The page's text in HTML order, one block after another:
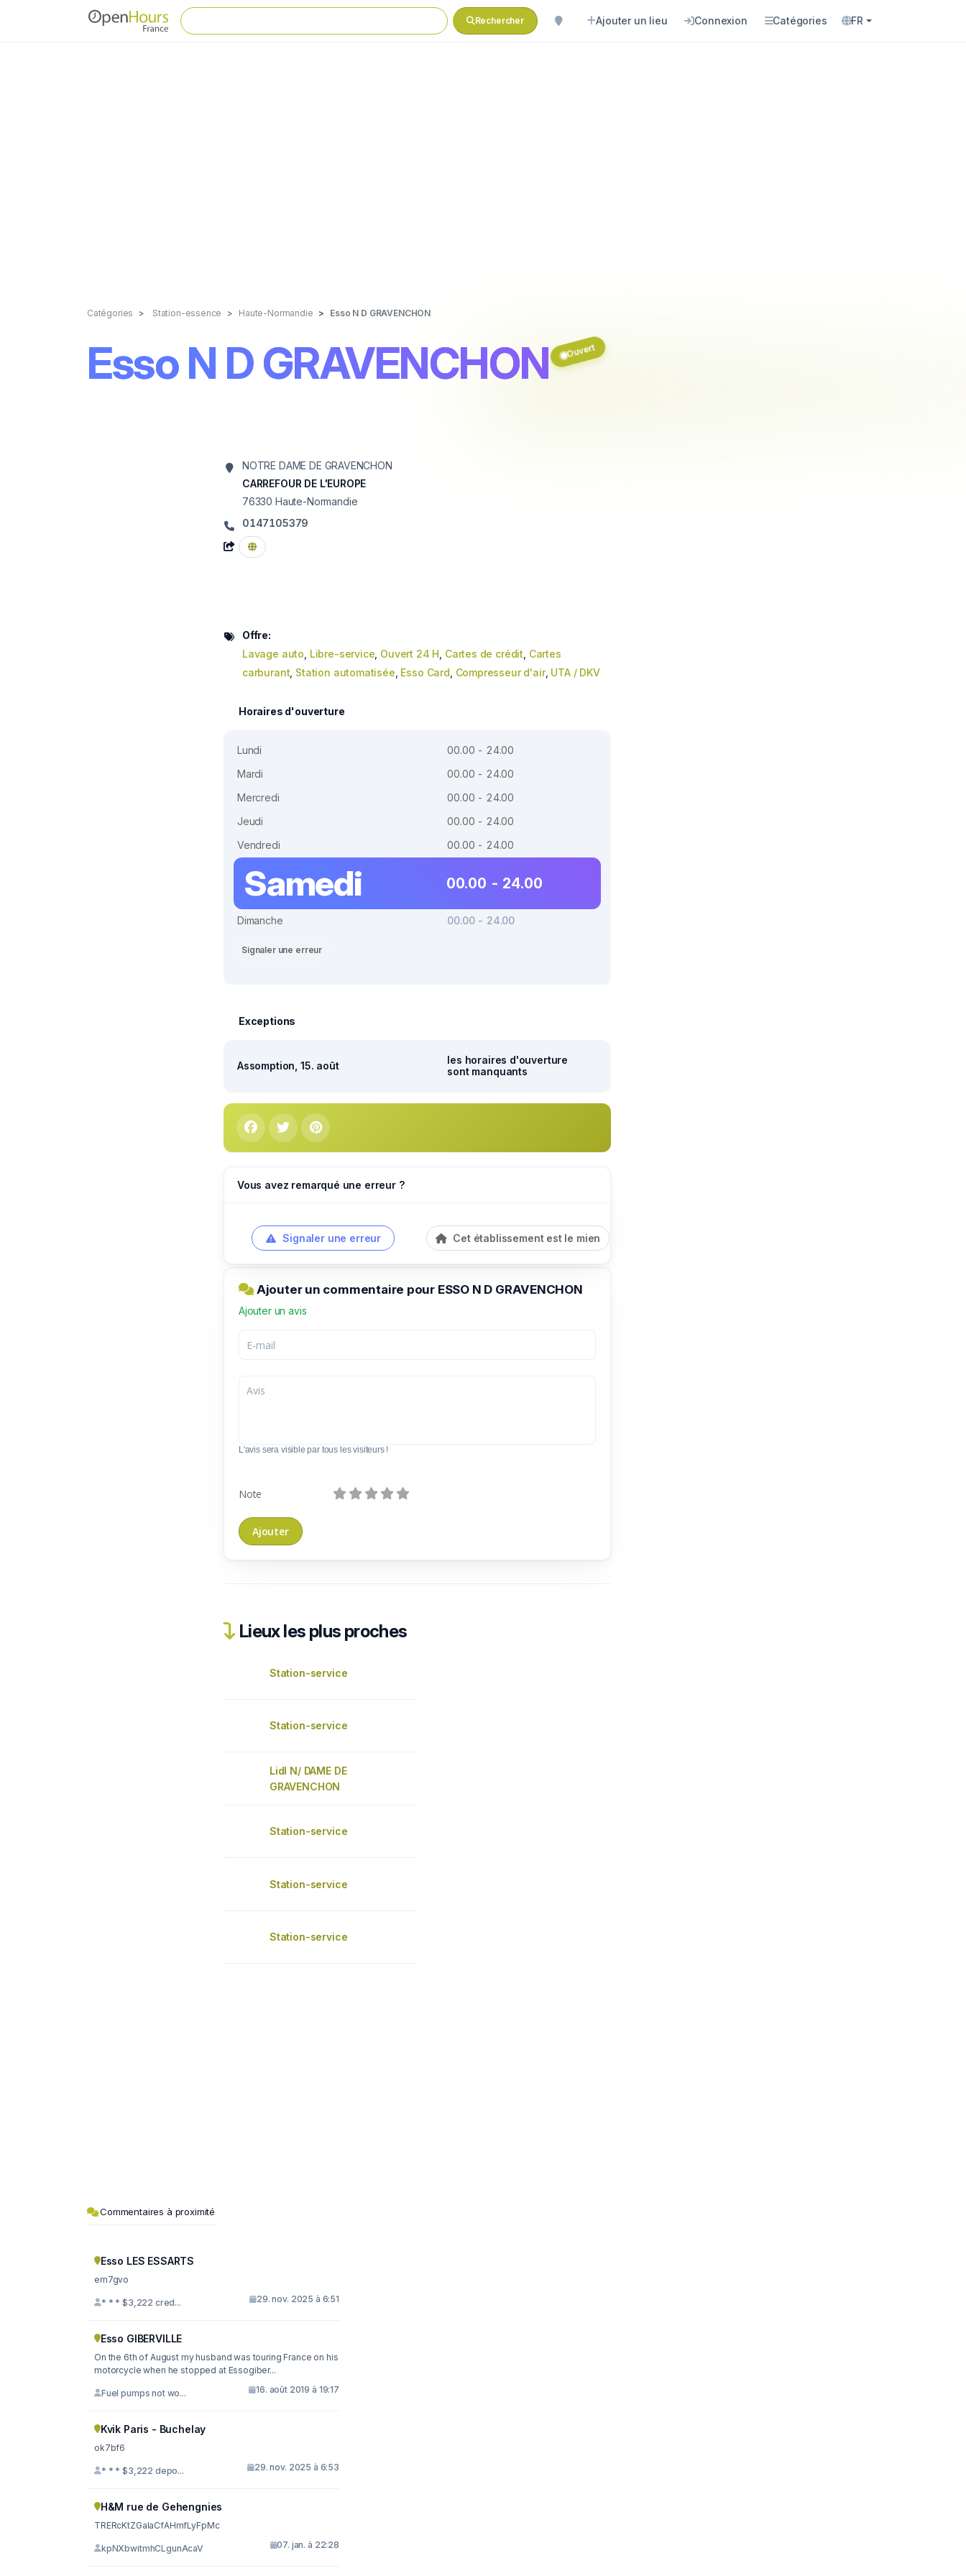
Rechercher Ajouter un lieu Connexion Catégories FR
Catégories Station-essence Haute-Normandie Esso N D GRAVENCHON
Esso N D GRAVENCHON Ouvert
NOTRE DAME DE GRAVENCHON
CARREFOUR DE L'EUROPE
76330 Haute-Normandie
0147105379
Offre:
Lavage auto Libre-service Ouvert 24 H Cartes de crédit Cartes
carburant Station automatisée Esso Card Compresseur d'air, UTA / DKV
Horaires d'ouverture
Lundi
00.00 - 24.00
Mardi
00.00 - 24.00
Mercredi
00.00 - 24.00
Jeudi
00.00 - 24.00
Vendredi
00.00 - 24.00
Samedi 00.00 - 24.00
Dimanche 00.00 - 24.00
Signaler une erreur
Exceptions
Assomption, 15. août
les horaires d'ouverture
sont manquants
Vous avez remarqué une erreur ?
Signaler une erreur Cet établissement est le mien
Ajouter un commentaire pour ESSO N D GRAVENCHON
Ajouter un avis
L'avis sera visible par tous les visiteurs !
Note
Lieux les plus proches
Station-service
Station-service
Lidl N/ DAME DE
GRAVENCHON
Station-service
Station-service
Station-service
Commentaires à proximité
Esso LES ESSARTS
em7gvo
* * * $3,222 cred... 29. nov. 2025 à 6:51
Esso GIBERVILLE
On the 6th of August my husband was touring France on his
motorcycle when he stopped at Essogiber...
Fuel pumps not wo... 16. août 2019 à 19:17
Kvik Paris - Buchelay
ok7bf6
* * * $3,222 depo... 29. nov. 2025 à 6:53
H&M rue de Gehengnies
TRERcKtZGaIaCfAHmfLyFpMc
kpNXbwitmhCLgunAcaV 07. jan. à 22:28